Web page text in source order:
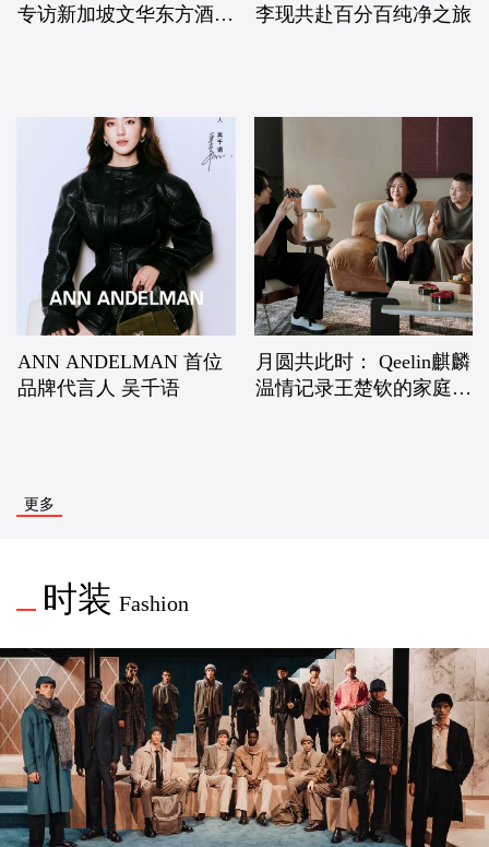
专访新加坡文华东方酒店
李现共赴百分百纯净之旅
ANN ANDELMAN 首位
品牌代言人 吴千语
月圆共此时： Qeelin麒麟
温情记录王楚钦的家庭旅
更多
时装 Fashion